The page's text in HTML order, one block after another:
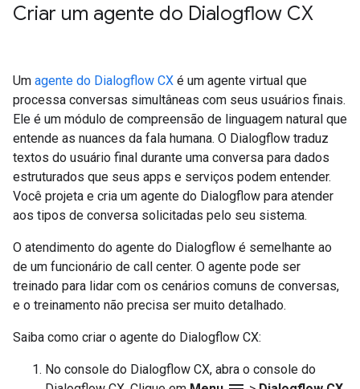
Criar um agente do Dialogflow CX
Um agente do Dialogflow CX é um agente virtual que
processa conversas simultâneas com seus usuários finais.
Ele é um módulo de compreensão de linguagem natural que
entende as nuances da fala humana. O Dialogflow traduz
textos do usuário final durante uma conversa para dados
estruturados que seus apps e serviços podem entender.
Você projeta e cria um agente do Dialogflow para atender
aos tipos de conversa solicitadas pelo seu sistema.
O atendimento do agente do Dialogflow é semelhante ao
de um funcionário de call center. O agente pode ser
treinado para lidar com os cenários comuns de conversas,
e o treinamento não precisa ser muito detalhado.
Saiba como criar o agente do Dialogflow CX:
No console do Dialogflow CX, abra o console do